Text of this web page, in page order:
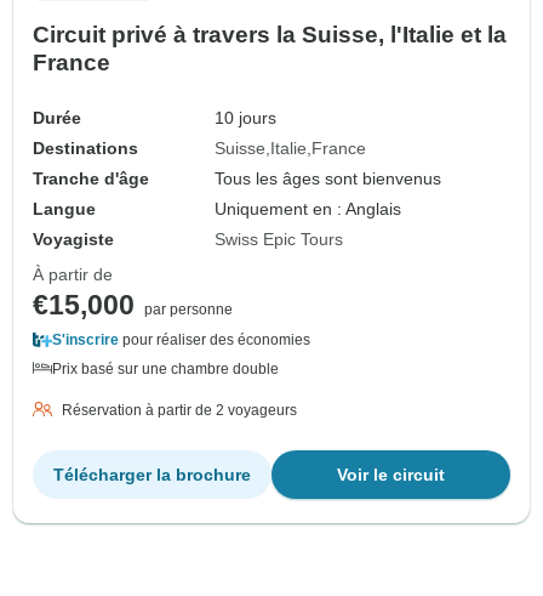
Circuit privé à travers la Suisse, l'Italie et la
France
Durée
10 jours
Destinations
Suisse Italie France
Tranche d'âge
Tous les âges sont bienvenus
Langue
Uniquement en : Anglais
Voyagiste
Swiss Epic Tours
À partir de
€15,000
par personne
S'inscrire pour réaliser des économies
Prix basé sur une chambre double
Réservation à partir de 2 voyageurs
Voir le circuit
Télécharger la brochure